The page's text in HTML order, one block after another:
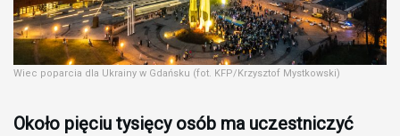
Wiec poparcia dla Ukrainy w Gdańsku (fot. KFP/Krzysztof Mystkowski)
Około pięciu tysięcy osób ma uczestniczyć